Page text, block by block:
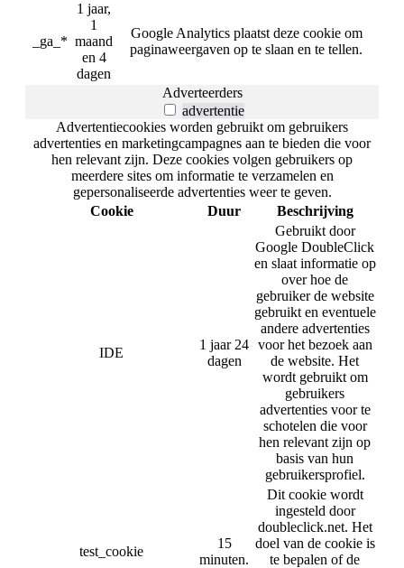
_ga_*
1 jaar,
1
maand
en 4
dagen
Google Analytics plaatst deze cookie om
paginaweergaven op te slaan en te tellen.
Adverteerders
advertentie
Advertentiecookies worden gebruikt om gebruikers
advertenties en marketingcampagnes aan te bieden die voor
hen relevant zijn. Deze cookies volgen gebruikers op
meerdere sites om informatie te verzamelen en
gepersonaliseerde advertenties weer te geven.
Cookie
Duur Beschrijving
IDE
1 jaar 24
dagen
Gebruikt door
Google DoubleClick
en slaat informatie op
over hoe de
gebruiker de website
gebruikt en eventuele
andere advertenties
voor het bezoek aan
de website. Het
wordt gebruikt om
gebruikers
advertenties voor te
schotelen die voor
hen relevant zijn op
basis van hun
gebruikersprofiel.
test_cookie
15
minuten.
Dit cookie wordt
ingesteld door
doubleclick.net. Het
doel van de cookie is
te bepalen of de